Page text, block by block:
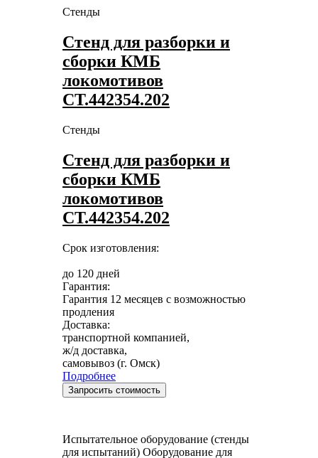
Стенды
Стенд для разборки и
сборки КМБ
локомотивов
СТ.442354.202
Стенды
Стенд для разборки и
сборки КМБ
локомотивов
СТ.442354.202
Срок изготовления:
до 120 дней
Гарантия:
Гарантия 12 месяцев с возможностью
продления
Доставка:
транспортной компанией,
ж/д доставка,
самовывоз (г. Омск)
Подробнее
Запросить стоимость
Испытательное оборудование (стенды
для испытаний) Оборудование для